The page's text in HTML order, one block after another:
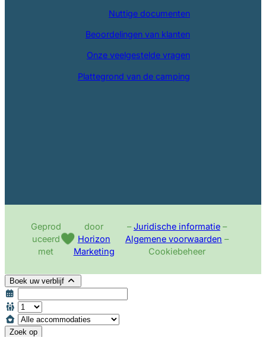
Nuttige documenten
Beoordelingen van klanten
Onze veelgestelde vragen
Plattegrond van de camping
Geprod
uceerd
met
door
Horizon
Marketing
–Juridische informatie–
Algemene voorwaarden –
Cookiebeheer
Boek uw verblijf
Zoek op